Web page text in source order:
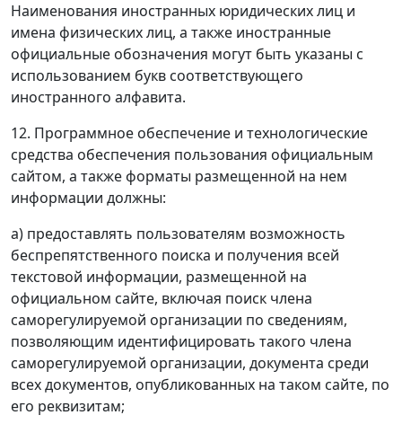
Наименования иностранных юридических лиц и
имена физических лиц, а также иностранные
официальные обозначения могут быть указаны с
использованием букв соответствующего
иностранного алфавита.
12. Программное обеспечение и технологические
средства обеспечения пользования официальным
сайтом, а также форматы размещенной на нем
информации должны:
а) предоставлять пользователям возможность
беспрепятственного поиска и получения всей
текстовой информации, размещенной на
официальном сайте, включая поиск члена
саморегулируемой организации по сведениям,
позволяющим идентифицировать такого члена
саморегулируемой организации, документа среди
всех документов, опубликованных на таком сайте, по
его реквизитам;